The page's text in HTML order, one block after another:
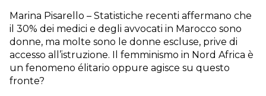
Marina Pisarello – Statistiche recenti affermano che
il 30% dei medici e degli avvocati in Marocco sono
donne, ma molte sono le donne escluse, prive di
accesso all’istruzione. Il femminismo in Nord Africa è
un fenomeno élitario oppure agisce su questo
fronte?